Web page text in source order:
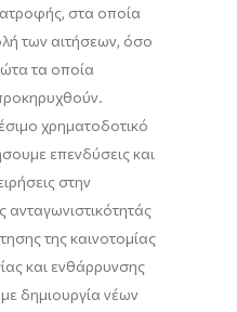
στα οποία
των αιτήσεων, όσο
τα οποία
χρηματοδοτικό
επενδύσεις και
στην
τηςκαινοτομίας
και ενθάρρυνσης
δημιουργία νέων